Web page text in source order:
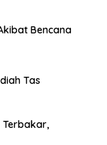
Bencana
Tas
Terbakar,